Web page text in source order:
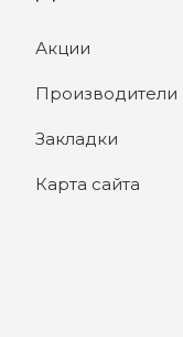
Акции
Производители
Закладки
Карта сайта